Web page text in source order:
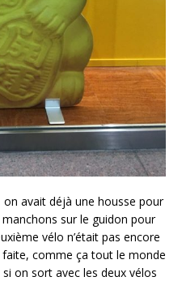
avait déjà une housse pour
sur le guidon pour
vélo n’était pas encore
faite, comme ça tout le monde
on sort avec les deux vélos